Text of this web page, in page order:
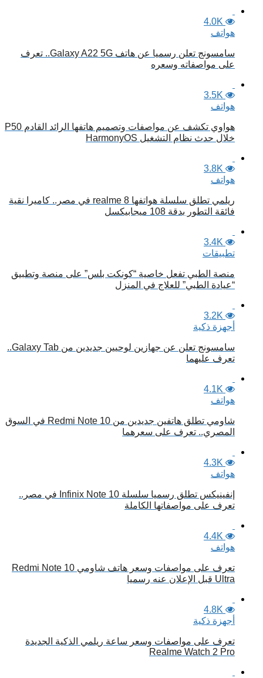
4.0K
هواتف
سامسونج تعلن رسميا عن هاتف Galaxy A22 5G.. تعرف
على مواصفاته وسعره
3.5K
هواتف
هواوي تكشف عن مواصفات وتصميم هاتفها الرائد القادم P50
خلال حدث نظام التشغيل HarmonyOS
3.8K
هواتف
ريلمي تطلق سلسلة هواتفها realme 8 في مصر.. كاميرا نقية
فائقة التطور بدقة 108 ميجابيكسل
3.4K
تطبيقات
منصة الطبي تفعل خاصية “كونكت بلس” على منصة وتطبيق
“عيادة الطبي” للعلاج في المنزل
3.2K
أجهزة ذكية
سامسونج تعلن عن جهازين لوحيين جديدين من Galaxy Tab..
تعرف عليهما
4.1K
هواتف
شاومي تطلق هاتفين جديدين من Redmi Note 10 في السوق
المصري.. تعرف على سعرهما
4.3K
هواتف
إنفينيكس تطلق رسميا سلسلة Infinix Note 10 في مصر..
تعرف على مواصفاتها الكاملة
4.4K
هواتف
تعرف على مواصفات وسعر هاتف شاومي Redmi Note 10
Ultra قبل الإعلان عنه رسميا
4.8K
أجهزة ذكية
تعرف على مواصفات وسعر ساعة ريلمي الذكية الجديدة
Realme Watch 2 Pro